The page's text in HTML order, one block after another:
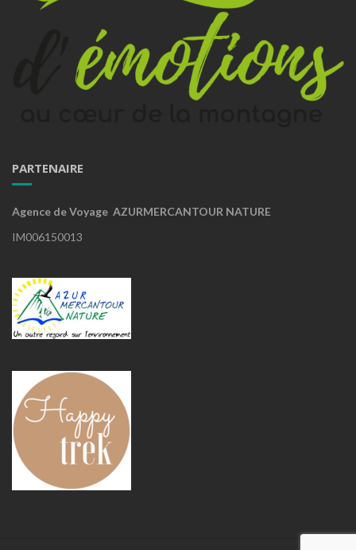
PARTENAIRE
Agence de Voyage AZURMERCANTOUR NATURE
IM006150013